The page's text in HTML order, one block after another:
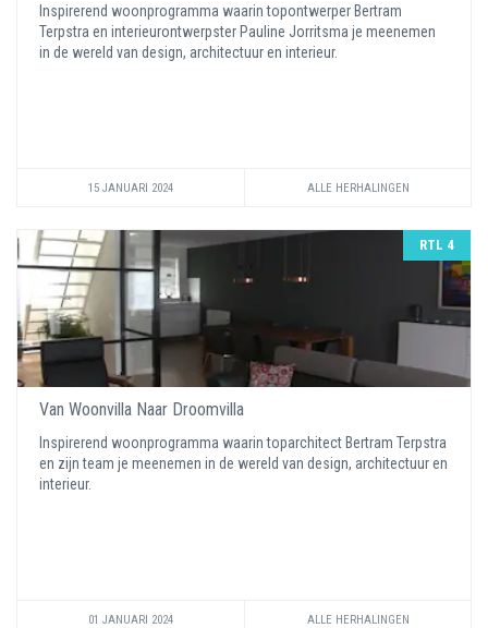
Inspirerend woonprogramma waarin topontwerper Bertram
Terpstra en interieurontwerpster Pauline Jorritsma je meenemen
in de wereld van design, architectuur en interieur.
15 JANUARI 2024 ALLE HERHALINGEN
RTL 4
Van Woonvilla Naar Droomvilla
Inspirerend woonprogramma waarin toparchitect Bertram Terpstra
en zijn team je meenemen in de wereld van design, architectuur en
interieur.
01 JANUARI 2024 ALLE HERHALINGEN